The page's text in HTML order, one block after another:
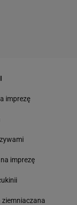
imprezę
imprezę
ziemniaczana